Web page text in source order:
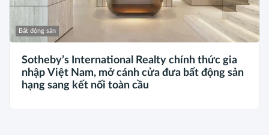
Bất động sản
Sotheby’s International Realty chính thức gia
nhập Việt Nam, mở cánh cửa đưa bất động sản
hạng sang kết nối toàn cầu